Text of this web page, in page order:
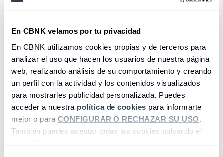
En CBNK velamos por tu privacidad
En CBNK utilizamos cookies propias y de terceros para
analizar el uso que hacen los usuarios de nuestra página
web, realizando análisis de su comportamiento y creando
un perfil con la actividad y los contenidos visualizados
para mostrarles publicidad personalizada. Puedes
acceder a nuestra política de cookies para informarte
mejor o para CONFIGURAR O RECHAZAR SU USO.
También puedes aceptar todas las cookies pulsando el
botón “Aceptar cookies”.
Calcula cuanto
puedes deducirte
del IRPF si aportas a
un PPES
Ingresos totales